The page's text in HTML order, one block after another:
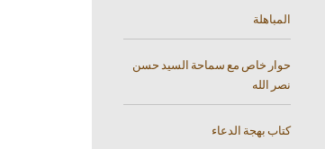
المباهلة
حوار خاص مع سماحة السيد حسن
نصر الله
كتاب بهجة الدعاء